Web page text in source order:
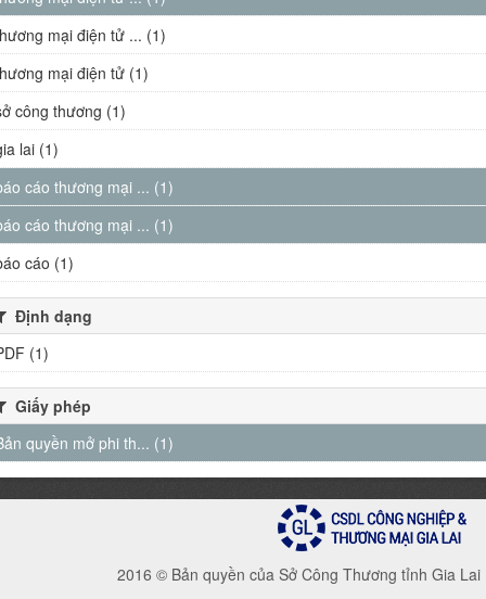
mại điện tử ... (1)
mại điện tử (1)
công thương (1)
lai (1)
cáo thương mại ... (1)
cáo thương mại ... (1)
cáo (1)
Định dạng
(1)
Giấy phép
quyền mở phi th... (1)
2016 © Bản quyền của Sở Công Thương tỉnh Gia Lai